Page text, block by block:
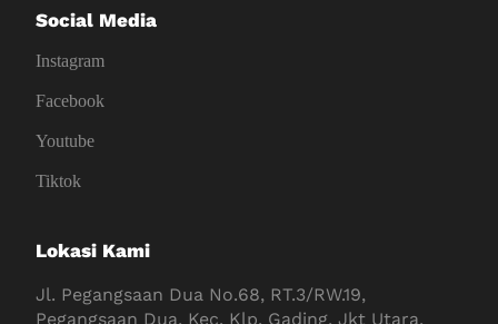
Social Media
Instagram
Facebook
Youtube
Tiktok
Lokasi Kami
Jl. Pegangsaan Dua No.68, RT.3/RW.19,
Pegangsaan Dua, Kec. Klp. Gading, Jkt Utara,